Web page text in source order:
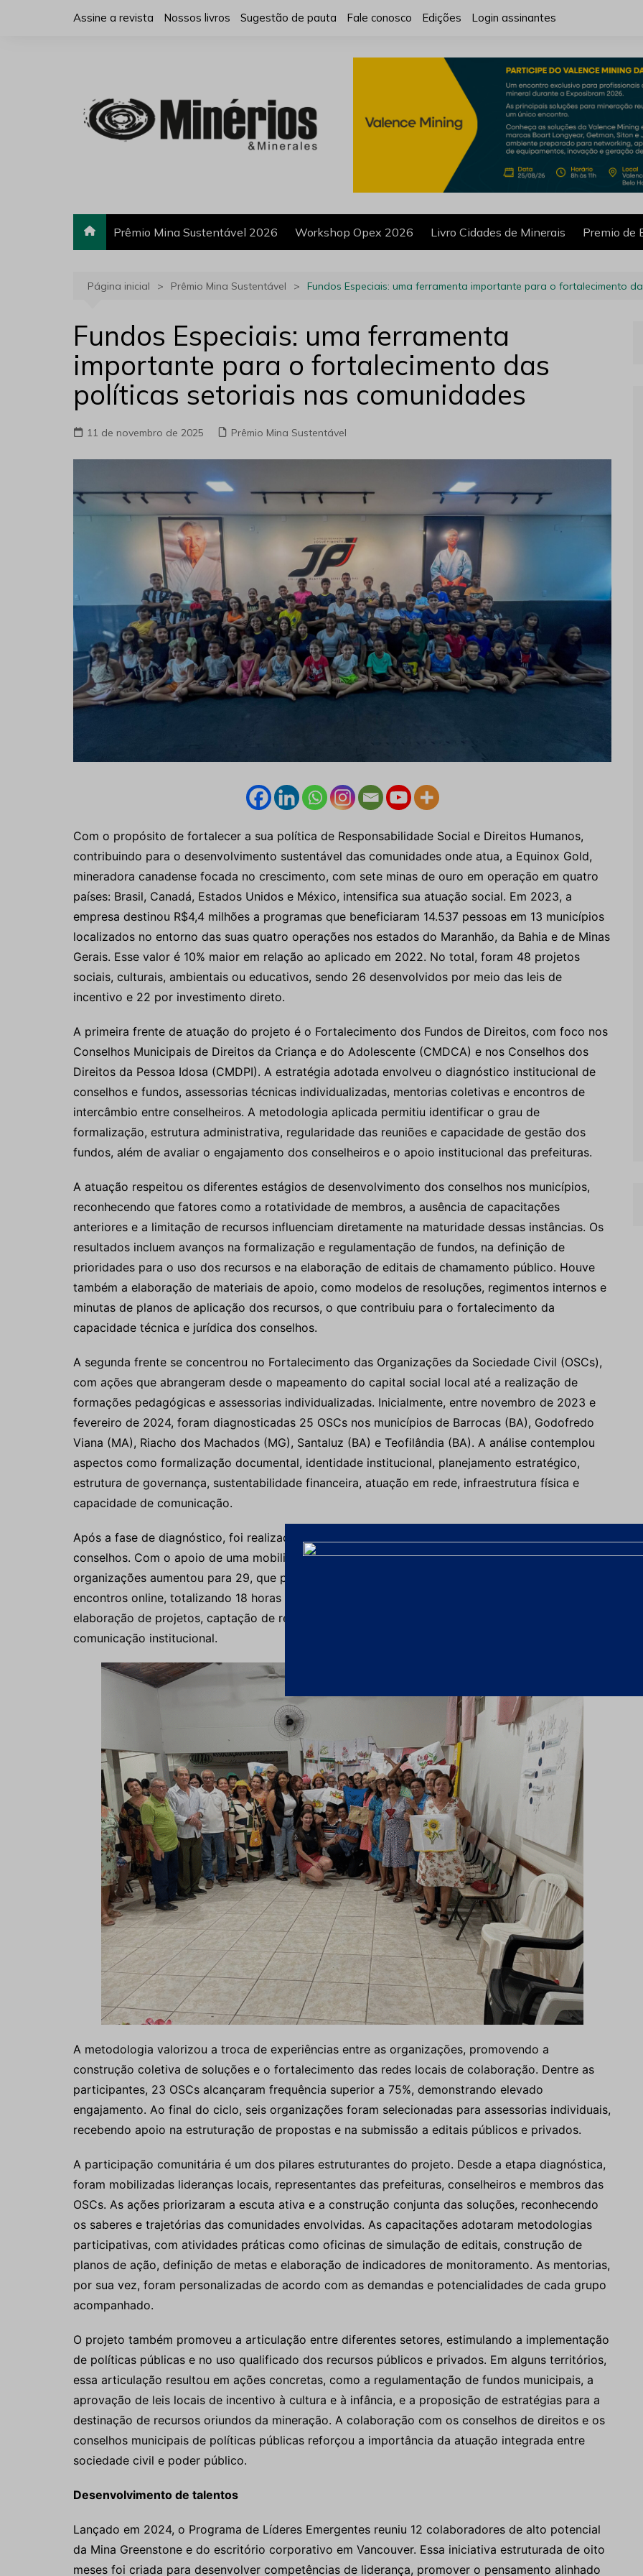
Assine a revista Nossos livros Sugestão de pauta Fale conosco Edições Login assinantes
Prêmio Mina Sustentável 2026 Workshop Opex 2026 Livro Cidades de Minerais Premio de
Página inicial Prêmio Mina Sustentável Fundos Especiais: uma ferramenta importante para o fortalecimento
Fundos Especiais: uma ferramenta
importante para o fortalecimento das
políticas setoriais nas comunidades
11 de novembro de 2025 Prêmio Mina Sustentável
Com o propósito de fortalecer a sua política de Responsabilidade Social e Direitos Humanos,
contribuindo para o desenvolvimento sustentável das comunidades onde atua, a Equinox Gold,
mineradora canadense focada no crescimento, com sete minas de ouro em operação em quatro
países: Brasil, Canadá, Estados Unidos e México, intensifica sua atuação social. Em 2023, a
empresa destinou R$4,4 milhões a programas que beneficiaram 14.537 pessoas em 13 municípios
localizados no entorno das suas quatro operações nos estados do Maranhão, da Bahia e de Minas
Gerais. Esse valor é 10% maior em relação ao aplicado em 2022. No total, foram 48 projetos
sociais, culturais, ambientais ou educativos, sendo 26 desenvolvidos por meio das leis de
incentivo e 22 por investimento direto.
A primeira frente de atuação do projeto é o Fortalecimento dos Fundos de Direitos, com foco nos
Conselhos Municipais de Direitos da Criança e do Adolescente (CMDCA) e nos Conselhos dos
Direitos da Pessoa Idosa (CMDPI). A estratégia adotada envolveu o diagnóstico institucional de
conselhos e fundos, assessorias técnicas individualizadas, mentorias coletivas e encontros de
intercâmbio entre conselheiros. A metodologia aplicada permitiu identificar o grau de
formalização, estrutura administrativa, regularidade das reuniões e capacidade de gestão dos
fundos, além de avaliar o engajamento dos conselheiros e o apoio institucional das prefeituras.
A atuação respeitou os diferentes estágios de desenvolvimento dos conselhos nos municípios,
reconhecendo que fatores como a rotatividade de membros, a ausência de capacitações
anteriores e a limitação de recursos influenciam diretamente na maturidade dessas instâncias. Os
resultados incluem avanços na formalização e regulamentação de fundos, na definição de
prioridades para o uso dos recursos e na elaboração de editais de chamamento público. Houve
também a elaboração de materiais de apoio, como modelos de resoluções, regimentos internos e
minutas de planos de aplicação dos recursos, o que contribuiu para o fortalecimento da
capacidade técnica e jurídica dos conselhos.
A segunda frente se concentrou no Fortalecimento das Organizações da Sociedade Civil (OSCs),
com ações que abrangeram desde o mapeamento do capital social local até a realização de
formações pedagógicas e assessorias individualizadas. Inicialmente, entre novembro de 2023 e
fevereiro de 2024, foram diagnosticadas 25 OSCs nos municípios de Barrocas (BA), Godofredo
Viana (MA), Riacho dos Machados (MG), Santaluz (BA) e Teofilândia (BA). A análise contemplou
aspectos como formalização documental, identidade institucional, planejamento estratégico,
estrutura de governança, sustentabilidade financeira, atuação em rede, infraestrutura física e
capacidade de comunicação.
Após a fase de diagnóstico, foi realizada a etapa de fortalecimento das OSCs e mentorias dos
conselhos. Com o apoio de uma mobilização complementar dos municípios, o número de
organizações aumentou para 29, que participaram de um ciclo formativo composto por 12
encontros online, totalizando 18 horas de capacitação. Os conteúdos abordaram temas como
elaboração de projetos, captação de recursos, leis de incentivo fiscal, prestação de contas e
comunicação institucional.
A metodologia valorizou a troca de experiências entre as organizações, promovendo a
construção coletiva de soluções e o fortalecimento das redes locais de colaboração. Dentre as
participantes, 23 OSCs alcançaram frequência superior a 75%, demonstrando elevado
engajamento. Ao final do ciclo, seis organizações foram selecionadas para assessorias individuais,
recebendo apoio na estruturação de propostas e na submissão a editais públicos e privados.
A participação comunitária é um dos pilares estruturantes do projeto. Desde a etapa diagnóstica,
foram mobilizadas lideranças locais, representantes das prefeituras, conselheiros e membros das
OSCs. As ações priorizaram a escuta ativa e a construção conjunta das soluções, reconhecendo
os saberes e trajetórias das comunidades envolvidas. As capacitações adotaram metodologias
participativas, com atividades práticas como oficinas de simulação de editais, construção de
planos de ação, definição de metas e elaboração de indicadores de monitoramento. As mentorias,
por sua vez, foram personalizadas de acordo com as demandas e potencialidades de cada grupo
acompanhado.
O projeto também promoveu a articulação entre diferentes setores, estimulando a implementação
de políticas públicas e no uso qualificado dos recursos públicos e privados. Em alguns territórios,
essa articulação resultou em ações concretas, como a regulamentação de fundos municipais, a
aprovação de leis locais de incentivo à cultura e à infância, e a proposição de estratégias para a
destinação de recursos oriundos da mineração. A colaboração com os conselhos de direitos e os
conselhos municipais de políticas públicas reforçou a importância da atuação integrada entre
sociedade civil e poder público.
Desenvolvimento de talentos
Lançado em 2024, o Programa de Líderes Emergentes reuniu 12 colaboradores de alto potencial
da Mina Greenstone e do escritório corporativo em Vancouver. Essa iniciativa estruturada de oito
meses foi criada para desenvolver competências de liderança, promover o pensamento alinhado